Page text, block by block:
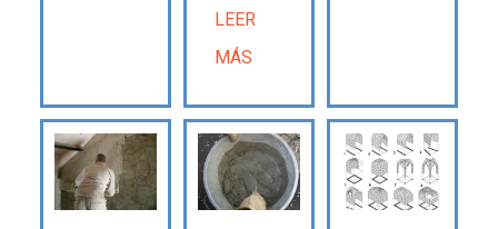
LEER
MÁS